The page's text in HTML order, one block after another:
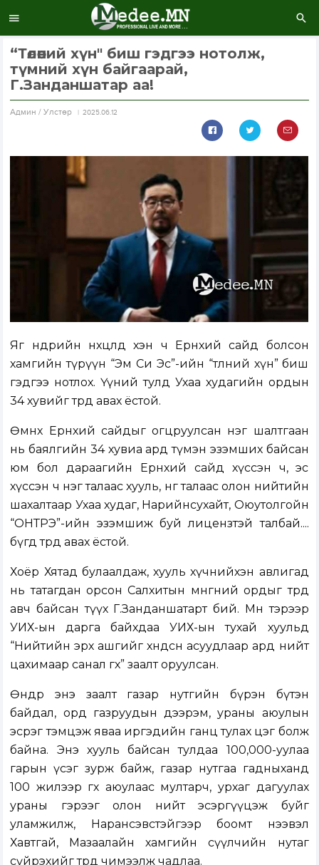
“Төлөөний хүн" биш гэдгээ нотолж,
түмний хүн байгаарай,
Г.Занданшатар аа!
Aдмин / Улстөр 2025.06.12
Яг өнөөдрийн нөхцөлд хэн ч Ерөнхий сайд болсон
хамгийн түрүүн “Эм Си Эс”-ийн “төлөөний хүн” биш
гэдгээ нотлох. Үүний тулд Ухаа худагийн ордын
34 хувийг төрд авах ёстой.
Өмнөх Ерөнхий сайдыг огцруулсан нэг шалтгаан
нь баялгийн 34 хувиа ард түмэн эзэмших байсан
юм бол дараагийн Ерөнхий сайд хүссэн ч, эс
хүссэн ч нэг талаас хууль, нөгөө талаас олон нийтийн
шахалтаар Ухаа худаг, Нарийнсухайт, Оюутолгойн
“ОНТРЭ”-ийн эзэмшиж буй лицензтэй талбай....
бүгд төрд авах ёстой.
Хоёр Хятад булаалдаж, хууль хүчнийхэн авлигад
нь татагдан орсон Салхитын мөнгөний ордыг төрд
авч байсан түүх Г.Занданшатарт бий. Мөн тэрээр
УИХ-ын дарга байхдаа УИХ-ын тухай хуульд
“Нийтийн эрх ашгийг хөндсөн асуудлаар ард нийт
цахимаар санал өгөх” заалт оруулсан.
Өнөөдөр энэ заалт газар нутгийн бүрэн бүтэн
байдал, орд газруудын дээрэм, ураны аюулын
эсрэг тэмцэж яваа иргэдийн ганц тулах цэг болж
байна. Энэ хууль байсан тулдаа 100,000-уулаа
гарын үсэг зурж байж, газар нутгаа гадныханд
100 жилээр өгөх аюулаас мултарч, урхаг дагуулах
ураны гэрээг олон нийт эсэргүүцэж буйг
уламжилж, Нарансэвстэйгээр боомт нээвэл
Хавтгай, Мазаалайн хамгийн сүүлчийн нутаг
сүйрэхийг төрд чимээлж чадлаа.